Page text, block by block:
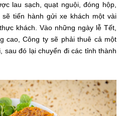
lau sạch, quạt nguội, đóng hộp,
tiến hành gửi xe khách một vài
khách. Vào những ngày lễ Tết,
cao, Công ty sẽ phải thuê cả một
sau đó lại chuyển đi các tỉnh thành